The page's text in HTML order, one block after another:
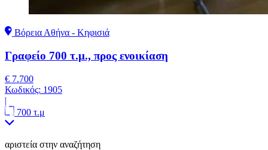
Βόρεια Αθήνα - Κηφισιά
Γραφείο 700 τ.μ., προς ενοικίαση
€ 7.700
Κωδικός: 1905
|
700 τ.μ
αριστεία στην αναζήτηση